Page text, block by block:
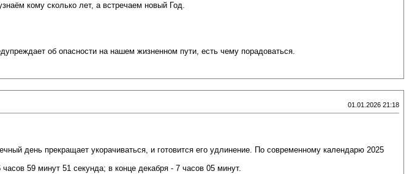
кому сколько лет, а встречаем новый Год.
об опасности на нашем жизненном пути, есть чему порадоваться.
01.01.2026 21:18
день прекращает укорачиваться, и готовится его удлинение. По современному календарю 2025
59 минут 51 секунда; в конце декабря - 7 часов 05 минут.